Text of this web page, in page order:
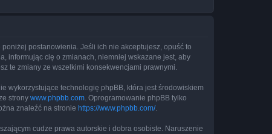
poniżej postanowienia. Jeśli ich nie akceptujesz, opuść to
informując cię o zmianach, niemniej wskazane jest, aby
te zmiany ze wszelkimi konsekwencjami prawnymi.
wykorzystujące technologię phpBB, która jest środowiskiem
strony www.phpbb.com. Oprogramowanie phpBB tylko
znaleźć na stronie https://www.phpbb.com/.
cudze prawa autorskie i dobra osobiste. Naruszenie